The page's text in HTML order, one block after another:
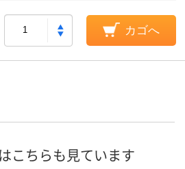
カゴへ
こちらも見ています